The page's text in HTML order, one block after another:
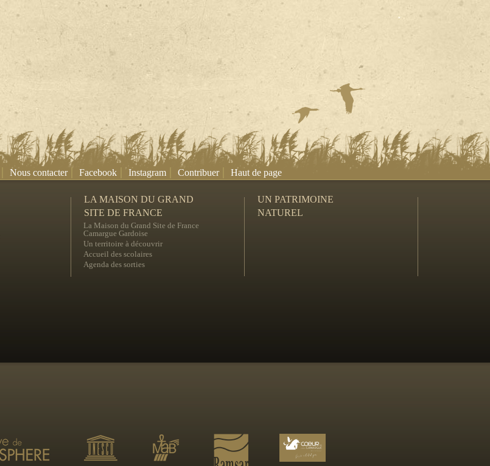
Nous contacter| Facebook |Instagram Contribuer| Haut de page
LA MAISON DU GRAND
SITE DE FRANCE
La Maison du Grand Site de France
Camargue Gardoise
Un territoire à découvrir
Accueil des scolaires
Agenda des sorties
UN PATRIMOINE
NATUREL